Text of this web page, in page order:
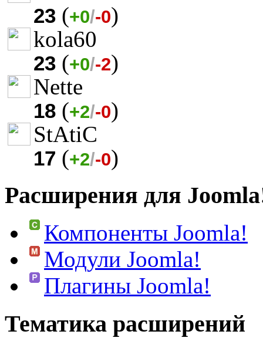
23 (+0/-0)
kola60
23 (+0/-2)
Nette
18 (+2/-0)
StAtiC
17 (+2/-0)
Расширения для
Компоненты Joomla!
Модули Joomla!
Плагины Joomla!
Тематика расширений